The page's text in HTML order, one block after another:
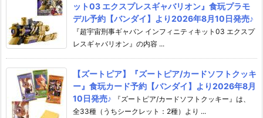
ット03 エクスプレスギャバリオン』食玩プラモ
デル予約【バンダイ】より2026年8月10日発売♪
『超宇宙刑事ギャバン インフィニティキット03 エクスプ
レスギャバリオン』の内容 ...
【ズートピア】『ズートピア/カードソフトクッキ
ー』食玩カード予約【バンダイ】より2026年8月
10日発売♪
『ズートピア/カードソフトクッキー』は、
全33種（うちシークレット：2種）より ...